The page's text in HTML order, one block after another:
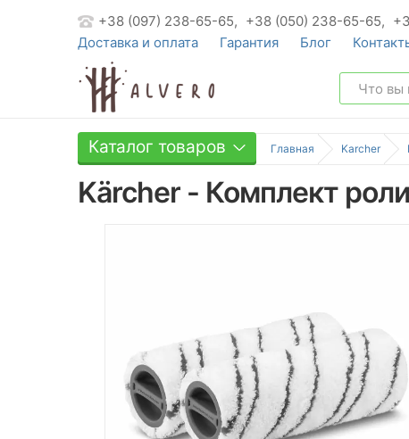
+38 (097) 238-65-65, +38 (050) 238-65-65,
Доставка и оплата
Гарантия Блог
Каталог товаров Главная Karcher
Kärcher - Комплект